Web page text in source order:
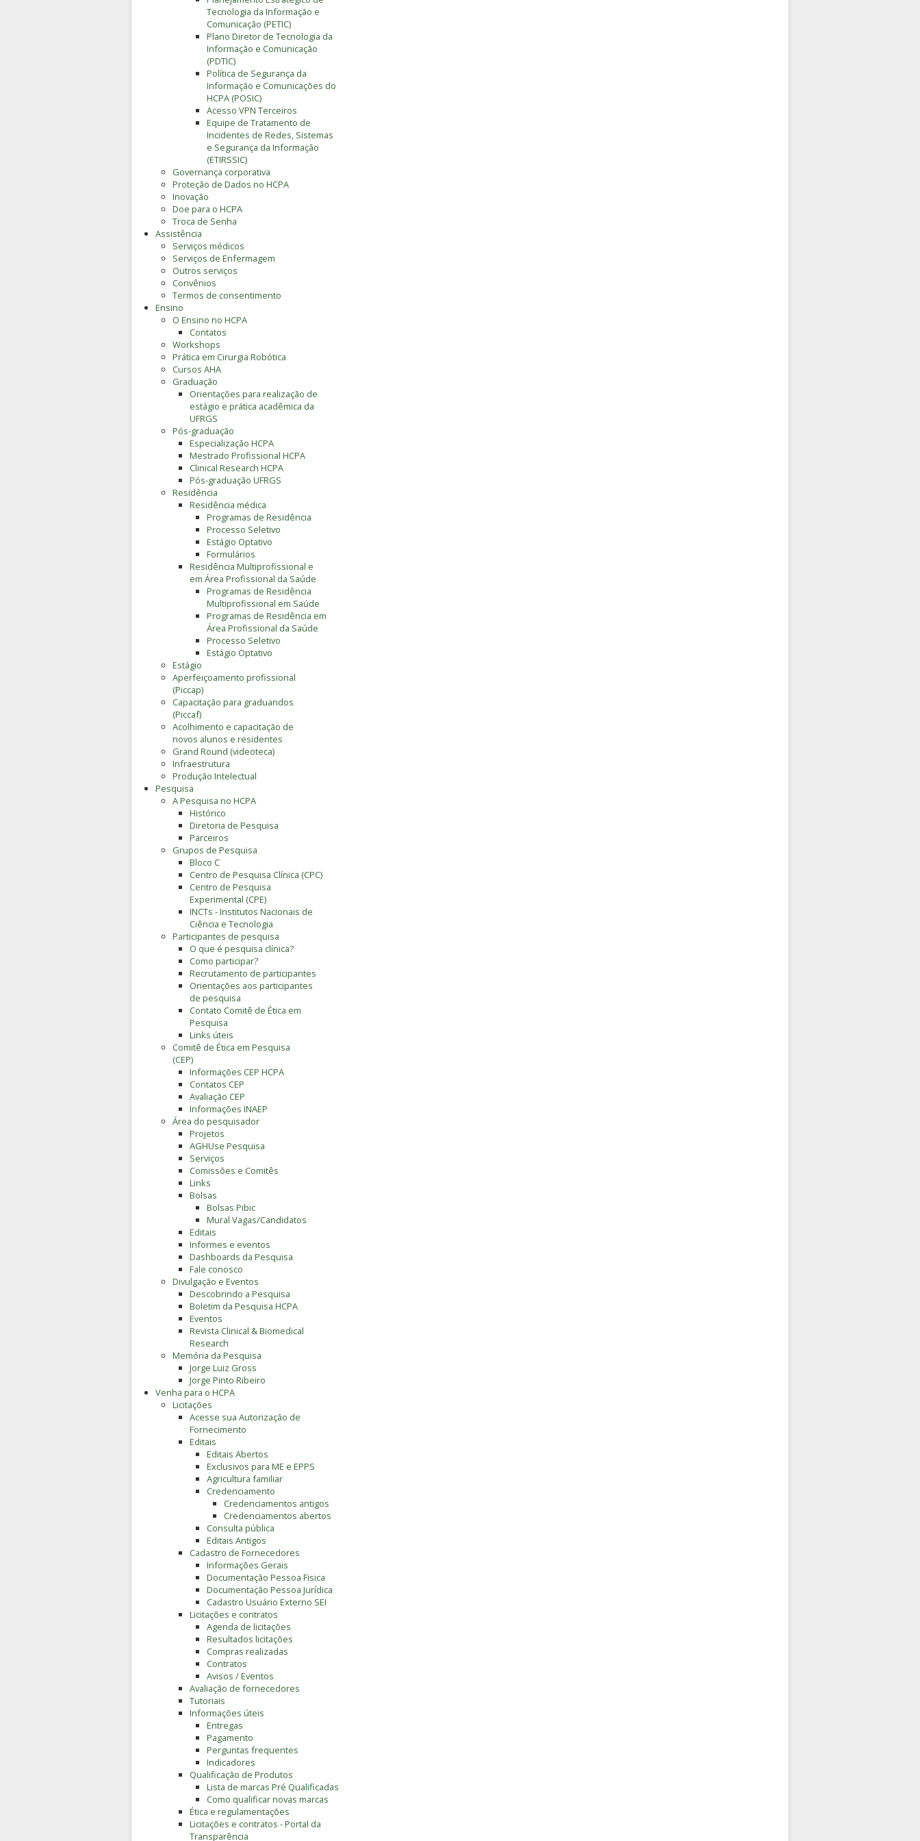
Tecnologia da Informação e
Comunicação (PETIC)
Plano Diretor de Tecnologia da
Informação e Comunicação
(PDTIC)
Política de Segurança da
Informação e Comunicações do
HCPA (POSIC)
Acesso VPN Terceiros
Equipe de Tratamento de
Incidentes de Redes, Sistemas
e Segurança da Informação
(ETIRSSIC)
Governança corporativa
Proteção de Dados no HCPA
Inovação
Doe para o HCPA
Troca de Senha
Assistência
Serviços médicos
Serviços de Enfermagem
Outros serviços
Convênios
Termos de consentimento
Ensino
O Ensino no HCPA
Contatos
Workshops
Prática em Cirurgia Robótica
Cursos AHA
Graduação
Orientações para realização de
estágio e prática acadêmica da
UFRGS
Pós-graduação
Especialização HCPA
Mestrado Profissional HCPA
Clinical Research HCPA
Pós-graduação UFRGS
Residência
Residência médica
Programas de Residência
Processo Seletivo
Estágio Optativo
Formulários
Residência Multiprofissional e
em Área Profissional da Saúde
Programas de Residência
Multiprofissional em Saúde
Programas de Residência em
Área Profissional da Saúde
Processo Seletivo
Estágio Optativo
Estágio
Aperfeiçoamento profissional
(Piccap)
Capacitação para graduandos
(Piccaf)
Acolhimento e capacitação de
novos alunos e residentes
Grand Round (videoteca)
Infraestrutura
Produção Intelectual
Pesquisa
A Pesquisa no HCPA
Histórico
Diretoria de Pesquisa
Parceiros
Grupos de Pesquisa
Bloco C
Centro de Pesquisa Clínica (CPC)
Centro de Pesquisa
Experimental (CPE)
INCTs - Institutos Nacionais de
Ciência e Tecnologia
Participantes de pesquisa
O que é pesquisa clínica?
Como participar?
Recrutamento de participantes
Orientações aos participantes
de pesquisa
Contato Comitê de Ética em
Pesquisa
Links úteis
Comitê de Ética em Pesquisa
(CEP)
Informações CEP HCPA
Contatos CEP
Avaliação CEP
Informações INAEP
Área do pesquisador
Projetos
AGHUse Pesquisa
Serviços
Comissões e Comitês
Links
Bolsas
Bolsas Pibic
Mural Vagas/Candidatos
Editais
Informes e eventos
Dashboards da Pesquisa
Fale conosco
Divulgação e Eventos
Descobrindo a Pesquisa
Boletim da Pesquisa HCPA
Eventos
Revista Clinical & Biomedical
Research
Memória da Pesquisa
Jorge Luiz Gross
Jorge Pinto Ribeiro
Venha para o HCPA
Licitações
Acesse sua Autorização de
Fornecimento
Editais
Editais Abertos
Exclusivos para ME e EPPS
Agricultura familiar
Credenciamento
Credenciamentos antigos
Credenciamentos abertos
Consulta pública
Editais Antigos
Cadastro de Fornecedores
Informações Gerais
Documentação Pessoa Fisica
Documentação Pessoa Jurídica
Cadastro Usuário Externo SEI
Licitações e contratos
Agenda de licitações
Resultados licitações
Compras realizadas
Contratos
Avisos / Eventos
Avaliação de fornecedores
Tutoriais
Informações úteis
Entregas
Pagamento
Perguntas frequentes
Indicadores
Qualificação de Produtos
Lista de marcas Pré Qualificadas
Como qualificar novas marcas
Ética e regulamentações
Licitações e contratos - Portal da
Transparência